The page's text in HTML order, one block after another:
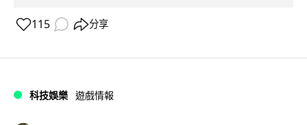
115 分享
科技娛樂 遊戲情報